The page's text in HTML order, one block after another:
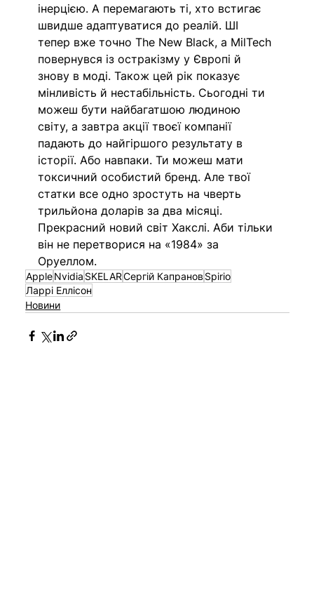
інерцією. А перемагають ті, хто встигає
швидше адаптуватися до реалій. ШІ
тепер вже точно The New Black, а MilTech
повернувся із остракізму у Європі й
знову в моді. Також цей рік показує
мінливість й нестабільність. Сьогодні ти
можеш бути найбагатшою людиною
світу, а завтра акції твоєї компанії
падають до найгіршого результату в
історії. Або навпаки. Ти можеш мати
токсичний особистий бренд. Але твої
статки все одно зростуть на чверть
трильйона доларів за два місяці.
Прекрасний новий світ Хакслі. Аби тільки
він не перетворися на «1984» за
Оруеллом.
AppleNvidia SKELARСергій Капранов Spirio
Ларрі Еллісон
Новини